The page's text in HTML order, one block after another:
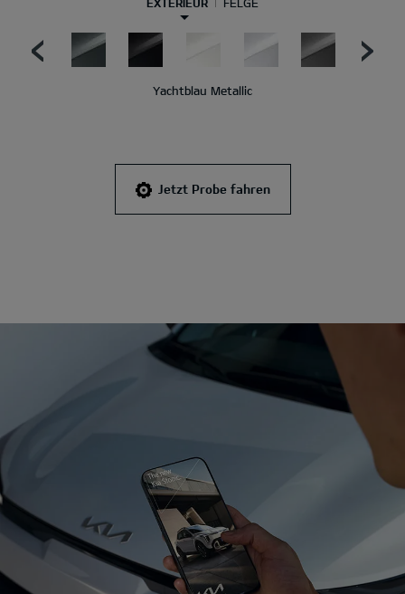
Yachtblau Metallic
Jetzt Probe fahren